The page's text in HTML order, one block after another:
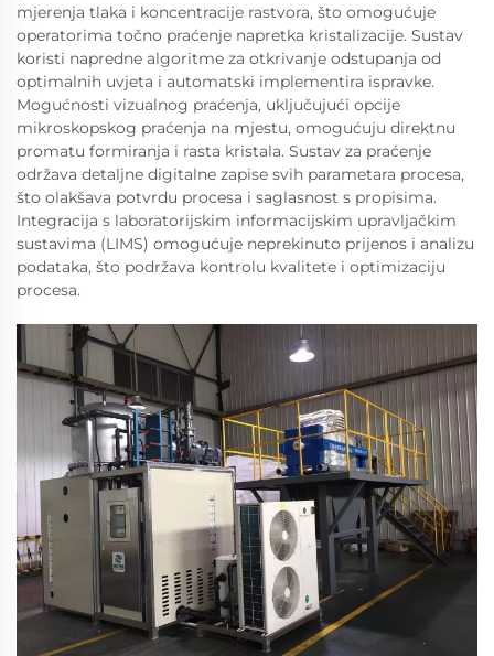
mjerenja tlaka i koncentracije rastvora, što omogućuje
operatorima točno praćenje napretka kristalizacije. Sustav
koristi napredne algoritme za otkrivanje odstupanja od
optimalnih uvjeta i automatski implementira ispravke.
Mogućnosti vizualnog praćenja, uključujući opcije
mikroskopskog praćenja na mjestu, omogućuju direktnu
promatu formiranja i rasta kristala. Sustav za praćenje
održava detaljne digitalne zapise svih parametara procesa,
što olakšava potvrdu procesa i saglasnost s propisima.
Integracija s laboratorijskim informacijskim upravljačkim
sustavima (LIMS) omogućuje neprekinuto prijenos i analizu
podataka, što podržava kontrolu kvalitete i optimizaciju
procesa.